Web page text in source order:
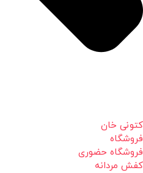
کتونی خان
فروشگاه
فروشگاه حضوری
کفش مردانه